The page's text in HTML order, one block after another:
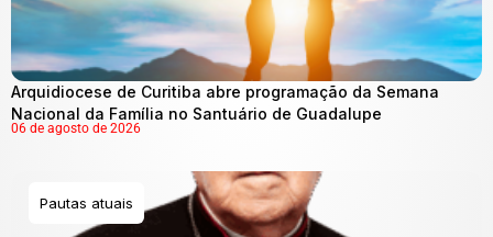
Arquidiocese de Curitiba abre programação da Semana
Nacional da Família no Santuário de Guadalupe
06 de agosto de 2026
Pautas atuais